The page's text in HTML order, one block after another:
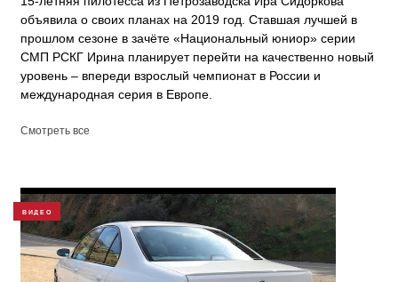
объявила о своих планах на 2019 год. Ставшая лучшей в
прошлом сезоне в зачёте «Национальный юниор» серии
СМП РСКГ Ирина планирует перейти на качественно новый
уровень – впереди взрослый чемпионат в России и
международная серия в Европе.
Смотреть все
ВИДЕО